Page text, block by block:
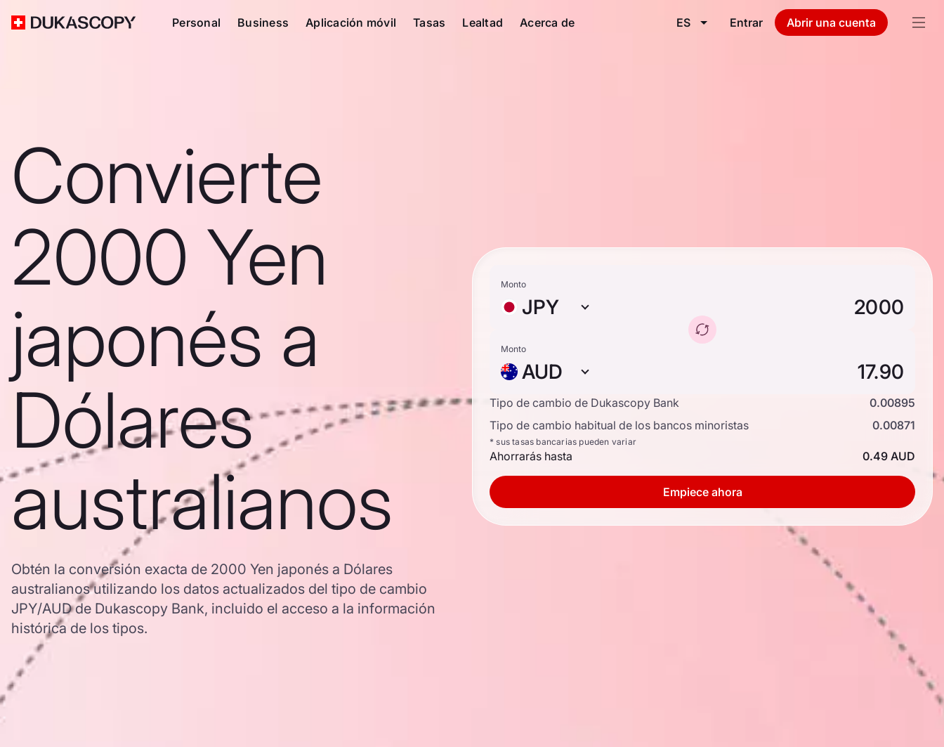
Personal Business Aplicación móvil Tasas Lealtad Acerca de ES Entrar Abrir una cuenta
Convierte
2000 Yen
japonés a
Dólares
australianos
Obtén la conversión exacta de 2000 Yen japonés a Dólares
australianos utilizando los datos actualizados del tipo de cambio
JPY/AUD de Dukascopy Bank, incluido el acceso a la información
histórica de los tipos.
Monto
JPY
Monto
AUD
Tipo de cambio de Dukascopy Bank
0.00895
Tipo de cambio habitual de los bancos minoristas
0.00871
* sus tasas bancarias pueden variar
Ahorrarás hasta 0.49 AUD
Empiece ahora